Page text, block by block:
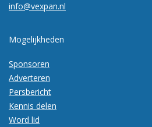
info@vexpan.nl
Mogelijkheden
Sponsoren
Adverteren
Persbericht
Kennis delen
Word lid